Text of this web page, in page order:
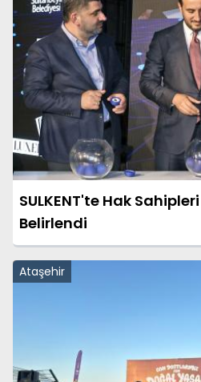
SULKENT'te Hak
Belirlendi
Ataşehir